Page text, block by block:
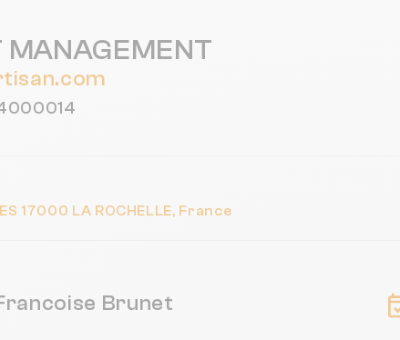
MANAGEMENT
17000 LA ROCHELLE, France
Brunet